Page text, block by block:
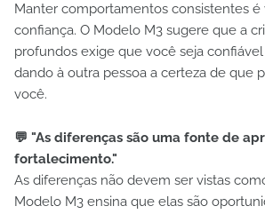
Manter comportamentos consistentes é
confiança. O Modelo M3 sugere que a
profundos exige que você seja
dando à outra pessoa a certeza de que
você.
💬 "As diferenças são uma fonte de
fortalecimento."
As diferenças não devem ser vistas
Modelo M3 ensina que elas são